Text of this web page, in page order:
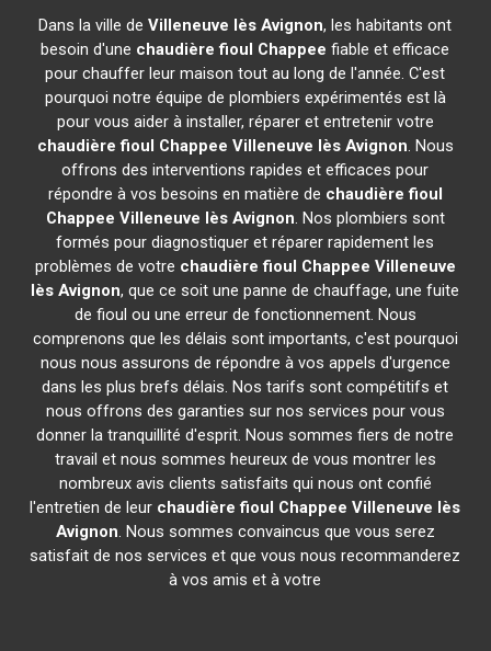
Dans la ville deVilleneuve lès Avignon, les habitants ont
besoin d'une chaudière fioul Chappee fiable et efficace
pour chauffer leur maison tout au long de l'année. C'est
pourquoi notre équipe de plombiers expérimentés est là
pour vous aider à installer, réparer et entretenir votre
chaudière fioul Chappee Villeneuve lès Avignon. Nous
offrons des interventions rapides et efficaces pour
répondre à vos besoins en matière de chaudière fioul
Chappee Villeneuve lès Avignon. Nos plombiers sont
formés pour diagnostiquer et réparer rapidement les
problèmes de votre chaudière fioul Chappee Villeneuve
lès Avignon, que ce soit une panne de chauffage, une fuite
de fioul ou une erreur de fonctionnement. Nous
comprenons que les délais sont importants, c'est pourquoi
nous nous assurons de répondre à vos appels d'urgence
dans les plus brefs délais. Nos tarifs sont compétitifs et
nous offrons des garanties sur nos services pour vous
donner la tranquillité d'esprit. Nous sommes fiers de notre
travail et nous sommes heureux de vous montrer les
nombreux avis clients satisfaits qui nous ont confié
l'entretien de leur chaudière fioul Chappee Villeneuve lès
Avignon. Nous sommes convaincus que vous serez
satisfait de nos services et que vous nous recommanderez
à vos amis et à votre